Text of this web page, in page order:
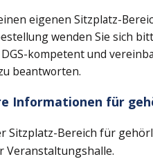
eigenen Sitzplatz-
wenden Sie sich
DGS-kompetent und
beantworten.
Informationen für
Sitzplatz-Bereich für
Veranstaltungshalle.